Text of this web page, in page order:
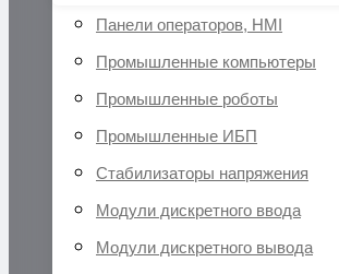
Панели операторов, HMI
Промышленные компьютеры
Промышленные роботы
Промышленные ИБП
Стабилизаторы напряжения
Модули дискретного ввода
Модули дискретного вывода